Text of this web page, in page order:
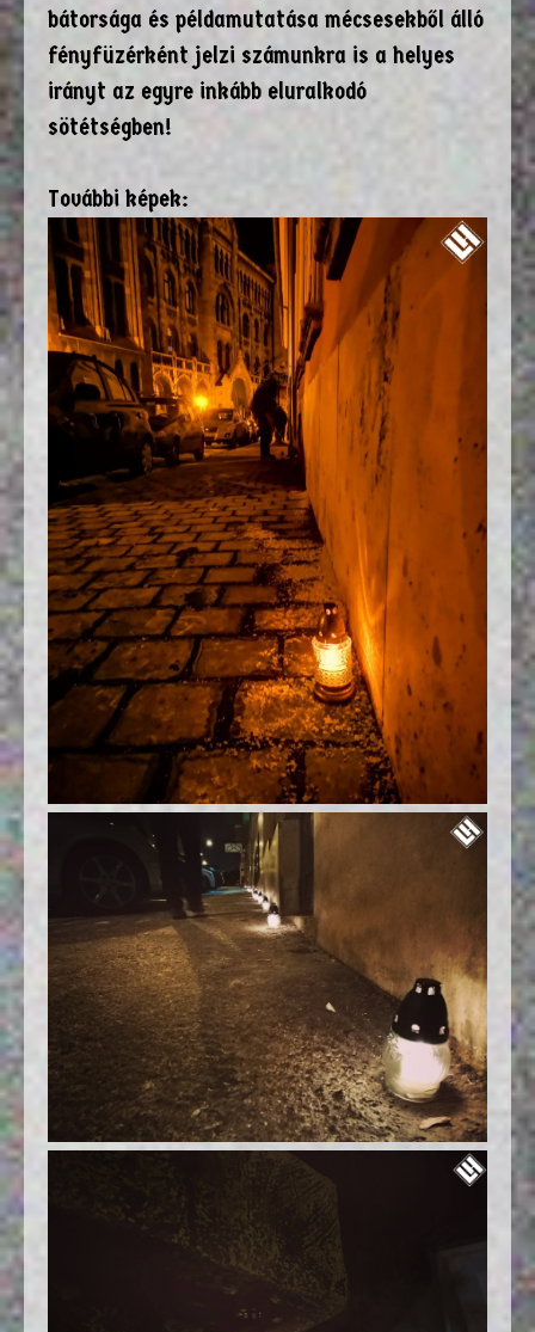
bátorsága és példamutatása mécsesekből álló
fényfüzérként jelzi számunkra is a helyes
irányt az egyre inkább eluralkodó
sötétségben!
További képek: